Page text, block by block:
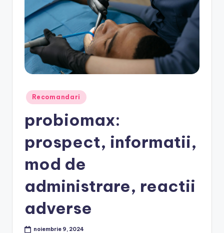
Posted
in
Recomandari
probiomax:
prospect, informatii,
mod de
administrare, reactii
adverse
noiembrie 9, 2024